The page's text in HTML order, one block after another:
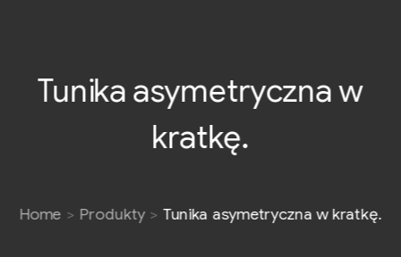
Tunika asymetryczna w
kratkę.
Home Produkty Tunika asymetryczna w kratkę.